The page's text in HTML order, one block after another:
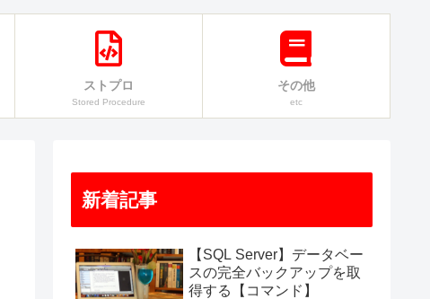
ストプロ
Stored Procedure
その他
etc
新着記事
【SQL Server】データベー
スの完全バックアップを取
得する【コマンド】